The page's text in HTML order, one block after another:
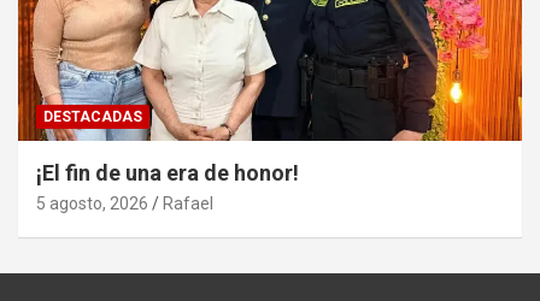
DESTACADAS
¡El fin de una era de honor!
5 agosto, 2026 Rafael